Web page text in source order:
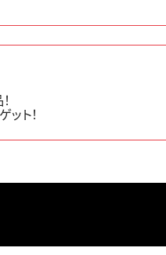
ト！